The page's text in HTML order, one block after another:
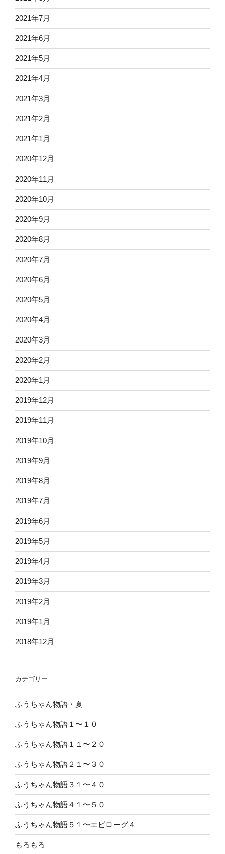
2021年7月
2021年6月
2021年5月
2021年4月
2021年3月
2021年2月
2021年1月
2020年12月
2020年11月
2020年10月
2020年9月
2020年8月
2020年7月
2020年6月
2020年5月
2020年4月
2020年3月
2020年2月
2020年1月
2019年12月
2019年11月
2019年10月
2019年9月
2019年8月
2019年7月
2019年6月
2019年5月
2019年4月
2019年3月
2019年2月
2019年1月
2018年12月
カテゴリー
ふうちゃん物語・夏
ふうちゃん物語１〜１０
ふうちゃん物語１１〜２０
ふうちゃん物語２１〜３０
ふうちゃん物語３１〜４０
ふうちゃん物語４１〜５０
ふうちゃん物語５１〜エピローグ４
もろもろ